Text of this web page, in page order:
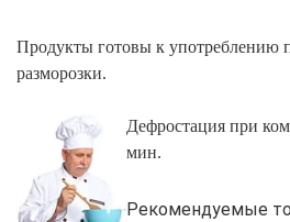
Продукты готовы к употреблению
разморозки.
Дефростация при
мин.
Рекомендуемые